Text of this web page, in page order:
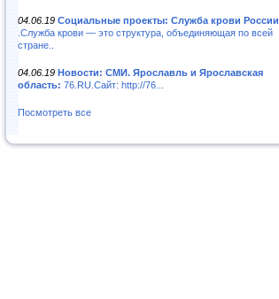
04.06.19 Социальные проекты: Служба крови России
.Служба крови — это структура, объединяющая по всей
стране..
04.06.19 Новости: СМИ. Ярославль и Ярославская
область: 76.RU.Сайт: http://76...
Посмотреть все